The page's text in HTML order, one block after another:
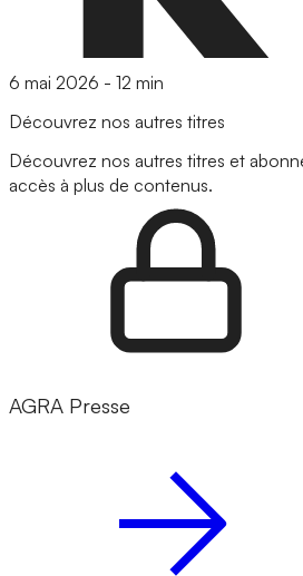
6 mai 2026 - 12 min
Découvrez nos autres titres
Découvrez nos autres titres et
accès à plus de contenus.
AGRA Presse